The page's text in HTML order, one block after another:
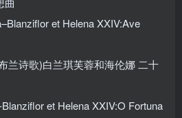
et Helena XXIV:Ave
兰诗歌)白兰琪芙蓉和海伦娜 二十
et Helena XXIV:O Fortuna